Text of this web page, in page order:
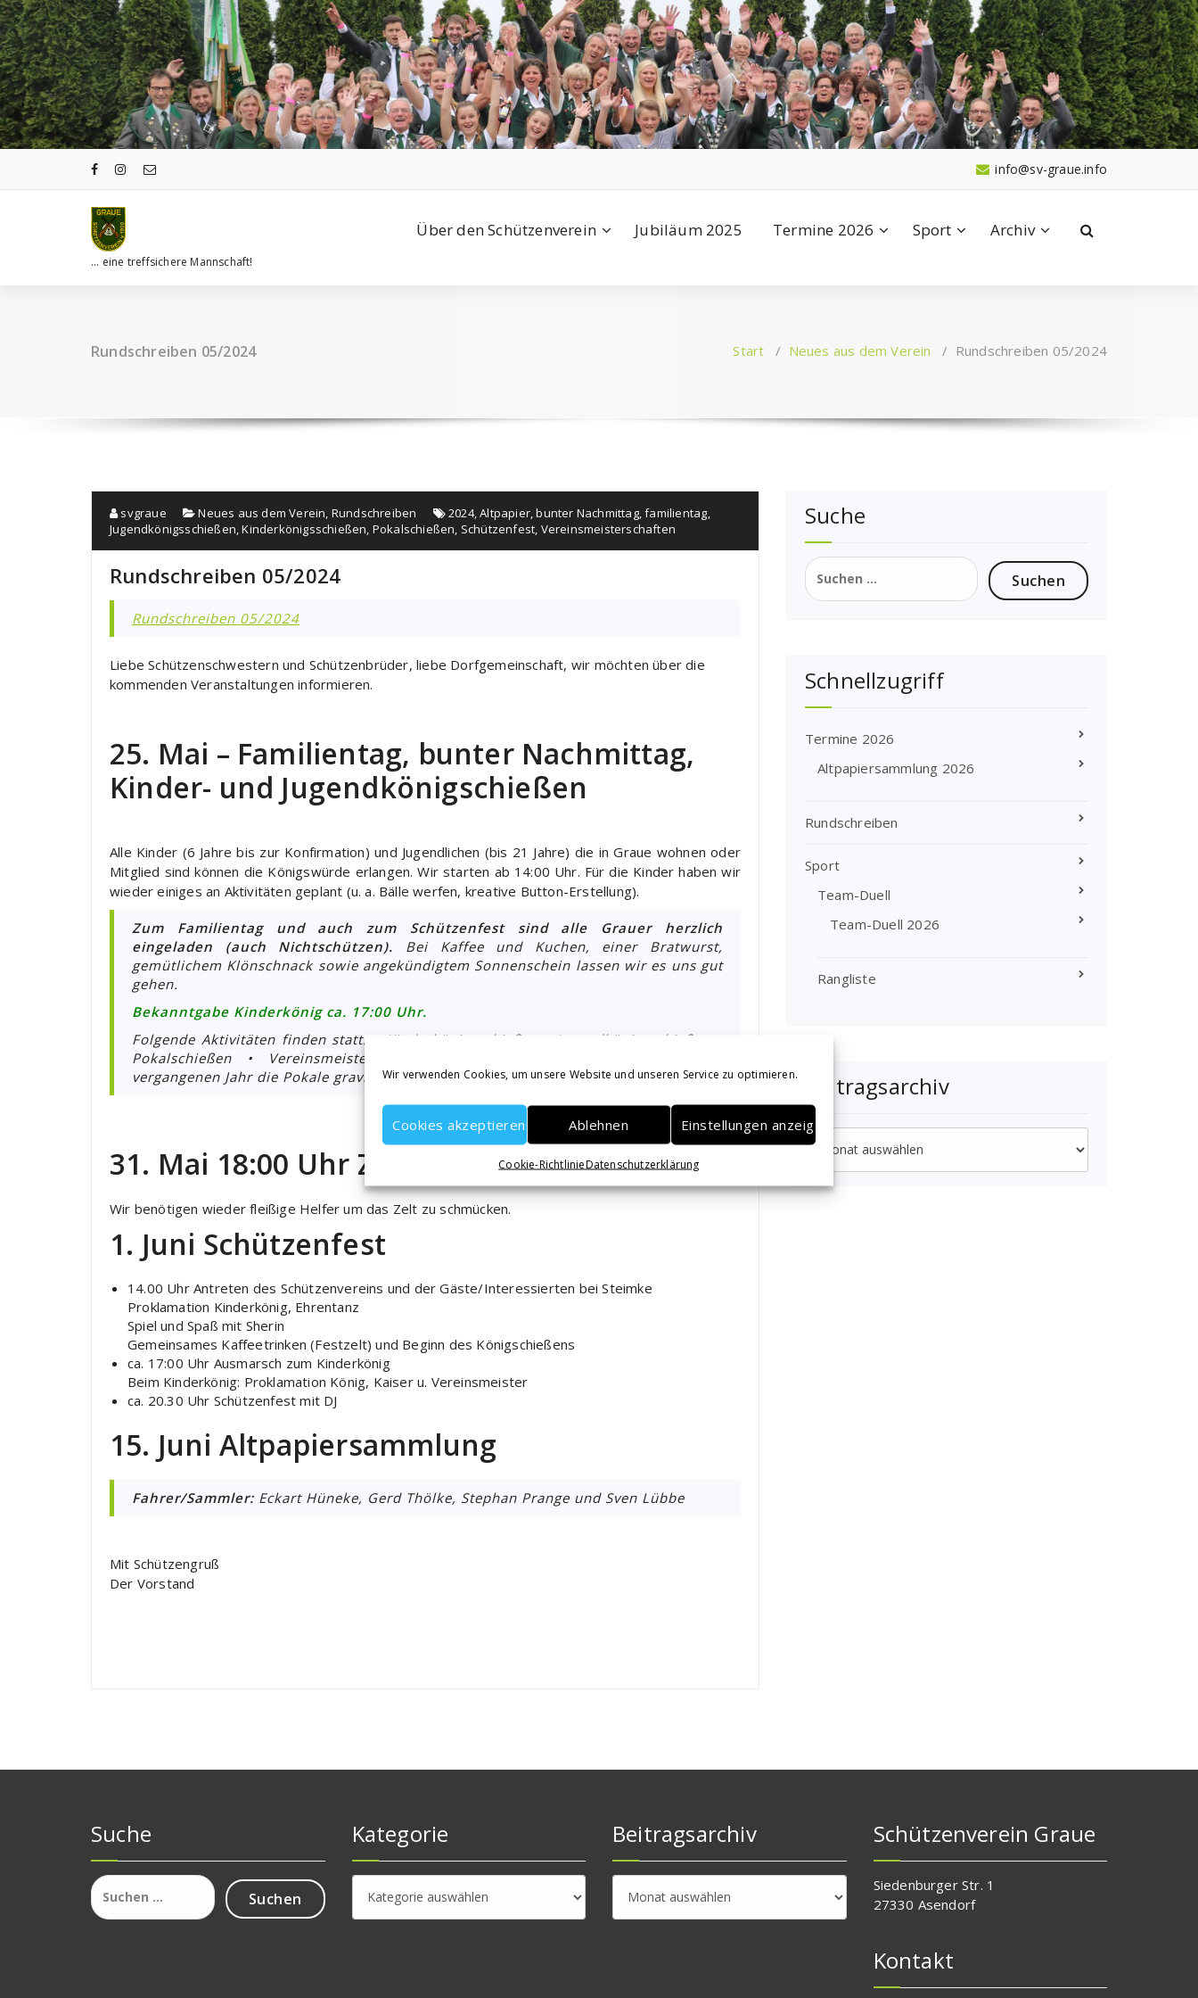
Wir verwenden Cookies, um unsere Website und unseren Service zu optimieren.
Cookies akzeptieren Ablehnen Einstellungen anzeigen
Cookie-RichtlinieDatenschutzerklärung
Zum
Inhalt
springen
info@sv-graue.info
... eine treffsichere Mannschaft!
Über den Schützenverein Jubiläum 2025 Termine 2026 Sport Archiv
Rundschreiben 05/2024 Start / Neues aus dem Verein / Rundschreiben 05/2024
svgraue Neues aus dem Verein, Rundschreiben 2024,Altpapier,bunter Nachmittag,familientag,
Jugendkönigsschießen,Kinderkönigsschießen, Pokalschießen, Schützenfest, Vereinsmeisterschaften
Rundschreiben 05/2024
Rundschreiben 05/2024
Liebe Schützenschwestern und Schützenbrüder, liebe Dorfgemeinschaft, wir möchten über die
kommenden Veranstaltungen informieren.
25. Mai – Familientag, bunter Nachmittag,
Kinder- und Jugendkönigschießen
Alle Kinder (6 Jahre bis zur Konfirmation) und Jugendlichen (bis 21 Jahre) die in Graue wohnen oder
Mitglied sind können die Königswürde erlangen. Wir starten ab 14:00 Uhr. Für die Kinder haben wir
wieder einiges an Aktivitäten geplant (u. a. Bälle werfen, kreative Button-Erstellung).
Zum Familientag und auch zum Schützenfest sind alle Grauer herzlich
eingeladen (auch Nichtschützen). Bei Kaffee und Kuchen, einer Bratwurst,
gemütlichem Klönschnack sowie angekündigtem Sonnenschein lassen wir es uns gut
gehen.
Bekanntgabe Kinderkönig ca. 17:00 Uhr.
Folgende Aktivitäten finden statt: • Kinderkönigsschießen • Jugendkönigsschießen •
Pokalschießen • Vereinsmeisterschaften – Bitte alle Pokalsieger aus dem
vergangenen Jahr die Pokale graviert mitbringen
31. Mai 18:00 Uhr Zelt schmücken
Wir benötigen wieder fleißige Helfer um das Zelt zu schmücken.
1. Juni Schützenfest
14.00 Uhr Antreten des Schützenvereins und der Gäste/Interessierten bei Steimke
Proklamation Kinderkönig, Ehrentanz
Spiel und Spaß mit Sherin
Gemeinsames Kaffeetrinken (Festzelt) und Beginn des Königschießens
ca. 17:00 Uhr Ausmarsch zum Kinderkönig
Beim Kinderkönig: Proklamation König, Kaiser u. Vereinsmeister
ca. 20.30 Uhr Schützenfest mit DJ
15. Juni Altpapiersammlung
Fahrer/Sammler: Eckart Hüneke, Gerd Thölke, Stephan Prange und Sven Lübbe
Mit Schützengruß
Der Vorstand
Suche
Suchen
nach:
Schnellzugriff
Termine 2026
Altpapiersammlung 2026
Rundschreiben
Sport
Team-Duell
Team-Duell 2026
Rangliste
Beitragsarchiv
Beitragsarchiv
Suche
Suchen
nach:
Kategorie
Kategorie
Beitragsarchiv
Beitragsarchiv
Schützenverein Graue
Siedenburger Str. 1
27330 Asendorf
Kontakt